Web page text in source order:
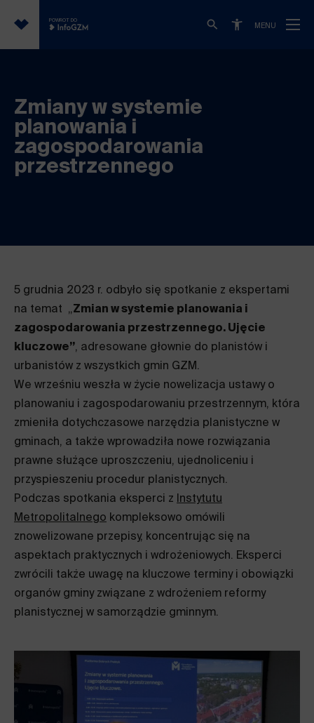
POWRÓT DO
MENU
Zmiany w systemie
planowania i
zagospodarowania
przestrzennego
5 grudnia 2023 r. odbyło się spotkanie z ekspertami
na temat „Zmian w systemie planowania i
zagospodarowania przestrzennego. Ujęcie
kluczowe”, adresowane głownie do planistów i
urbanistów z wszystkich gmin GZM.
We wrześniu weszła w życie nowelizacja ustawy o
planowaniu i zagospodarowaniu przestrzennym, która
zmieniła dotychczasowe narzędzia planistyczne w
gminach, a także wprowadziła nowe rozwiązania
prawne służące uproszczeniu, ujednoliceniu i
przyspieszeniu procedur planistycznych.
Podczas spotkania eksperci z
Instytutu
Metropolitalnego kompleksowo omówili
znowelizowane przepisy, koncentrując się na
aspektach praktycznych i wdrożeniowych. Eksperci
zwrócili także uwagę na kluczowe terminy i obowiązki
organów gminy związane z wdrożeniem reformy
planistycznej w samorządzie gminnym.